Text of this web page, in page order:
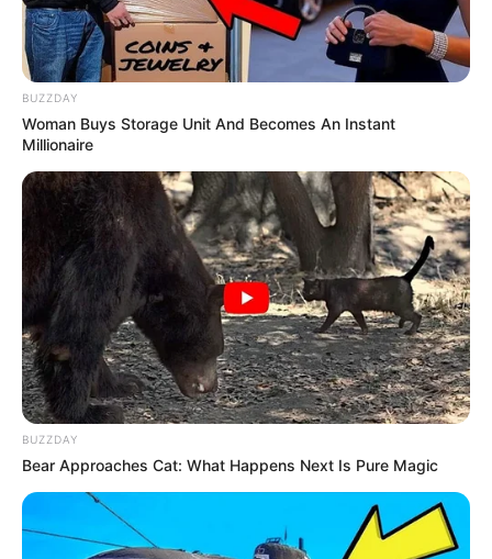
Szerző
BUZZDAY
Woman Buys Storage Unit And Becomes An Instant
Millionaire
BUZZDAY
Bear Approaches Cat: What Happens Next Is Pure Magic